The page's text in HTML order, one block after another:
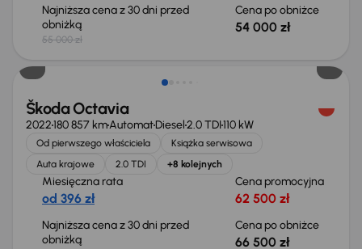
Najniższa cena z 30 dni przed
obniżką
55 000 zł
Cena po obniżce
54 000 zł
Świeżo skupione
Škoda Octavia
2022180 857 kmAutomatDiesel2.0 TDI110 kW
Od pierwszego właściciela
Książka serwisowa
Auta krajowe
2.0 TDI +8 kolejnych
Miesięczna rata
od 396 zł
Cena promocyjna
62 500 zł
Najniższa cena z 30 dni przed
obniżką
Cena po obniżce
66 500 zł